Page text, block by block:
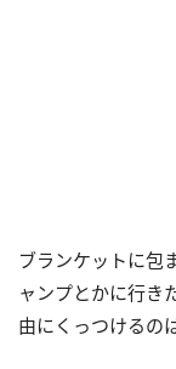
ブランケットに包
ャンプとかに行き
由にくっつけるの